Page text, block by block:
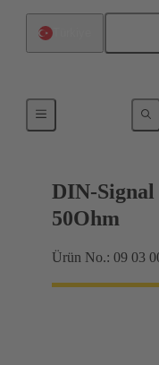
DIN-
50Ohm
Ürün No.: 09 03